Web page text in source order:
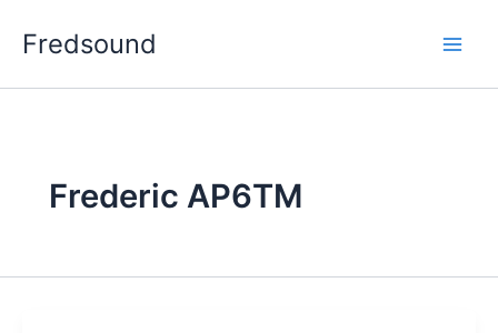
Fredsound
Frederic AP6TM